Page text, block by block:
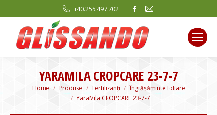
+40.256.497.702
Facebook
opens
in
new
window
Mail
new
window
YARAMILA CROPCARE 23-7-7
You are here:
Home Produse Fertilizanți
Îngrășăminte foliare
YaraMila CROPCARE 23-7-7